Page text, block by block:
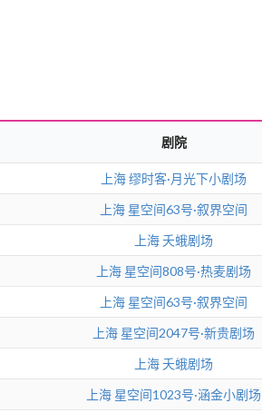
剧院
上海缪时客·月光下小剧场
上海 星空间63号·叙界空间
上海夭蛾剧场
上海 星空间808号·热麦剧场
上海 星空间63号·叙界空间
上海 星空间2047号·新贵剧场
上海夭蛾剧场
上海 星空间1023号·涵金小剧场